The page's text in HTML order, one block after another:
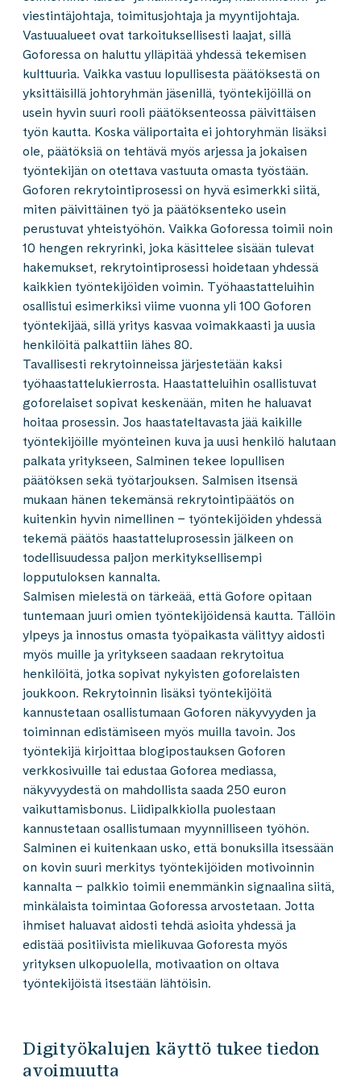
viestintäjohtaja, toimitusjohtaja ja myyntijohtaja.
Vastuualueet ovat tarkoituksellisesti laajat, sillä
Goforessa on haluttu ylläpitää yhdessä tekemisen
kulttuuria. Vaikka vastuu lopullisesta päätöksestä on
yksittäisillä johtoryhmän jäsenillä, työntekijöillä on
usein hyvin suuri rooli päätöksenteossa päivittäisen
työn kautta. Koska väliportaita ei johtoryhmän lisäksi
ole, päätöksiä on tehtävä myös arjessa ja jokaisen
työntekijän on otettava vastuuta omasta työstään.
Goforen rekrytointiprosessi on hyvä esimerkki siitä,
miten päivittäinen työ ja päätöksenteko usein
perustuvat yhteistyöhön. Vaikka Goforessa toimii noin
10 hengen rekryrinki, joka käsittelee sisään tulevat
hakemukset, rekrytointiprosessi hoidetaan yhdessä
kaikkien työntekijöiden voimin. Työhaastatteluihin
osallistui esimerkiksi viime vuonna yli 100 Goforen
työntekijää, sillä yritys kasvaa voimakkaasti ja uusia
henkilöitä palkattiin lähes 80.
Tavallisesti rekrytoinneissa järjestetään kaksi
työhaastattelukierrosta. Haastatteluihin osallistuvat
goforelaiset sopivat keskenään, miten he haluavat
hoitaa prosessin. Jos haastateltavasta jää kaikille
työntekijöille myönteinen kuva ja uusi henkilö halutaan
palkata yritykseen, Salminen tekee lopullisen
päätöksen sekä työtarjouksen. Salmisen itsensä
mukaan hänen tekemänsä rekrytointipäätös on
kuitenkin hyvin nimellinen – työntekijöiden yhdessä
tekemä päätös haastatteluprosessin jälkeen on
todellisuudessa paljon merkityksellisempi
lopputuloksen kannalta.
Salmisen mielestä on tärkeää, että Gofore opitaan
tuntemaan juuri omien työntekijöidensä kautta. Tällöin
ylpeys ja innostus omasta työpaikasta välittyy aidosti
myös muille ja yritykseen saadaan rekrytoitua
henkilöitä, jotka sopivat nykyisten goforelaisten
joukkoon. Rekrytoinnin lisäksi työntekijöitä
kannustetaan osallistumaan Goforen näkyvyyden ja
toiminnan edistämiseen myös muilla tavoin. Jos
työntekijä kirjoittaa blogipostauksen Goforen
verkkosivuille tai edustaa Goforea mediassa,
näkyvyydestä on mahdollista saada 250 euron
vaikuttamisbonus. Liidipalkkiolla puolestaan
kannustetaan osallistumaan myynnilliseen työhön.
Salminen ei kuitenkaan usko, että bonuksilla itsessään
on kovin suuri merkitys työntekijöiden motivoinnin
kannalta – palkkio toimii enemmänkin signaalina siitä,
minkälaista toimintaa Goforessa arvostetaan. Jotta
ihmiset haluavat aidosti tehdä asioita yhdessä ja
edistää positiivista mielikuvaa Goforesta myös
yrityksen ulkopuolella, motivaation on oltava
työntekijöistä itsestään lähtöisin.
Digityökalujen käyttö tukee tiedon
avoimuutta